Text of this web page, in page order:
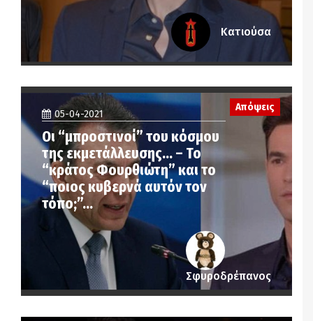
Κατιούσα
Απόψεις
05-04-2021
Οι “μπροστινοί” του κόσμου
της εκμετάλλευσης… – Το
“κράτος Φουρθιώτη” και το
“ποιος κυβερνά αυτόν τον
τόπο;”…
Σφυροδρέπανος